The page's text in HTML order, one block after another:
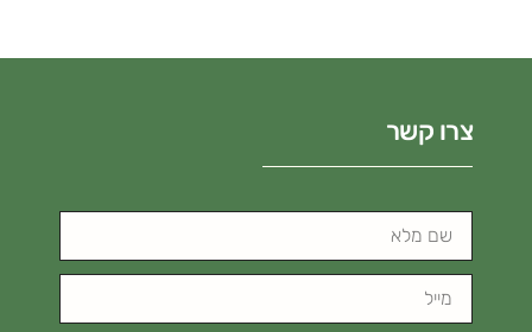
צרו קשר